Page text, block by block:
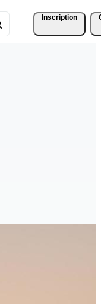
Inscription